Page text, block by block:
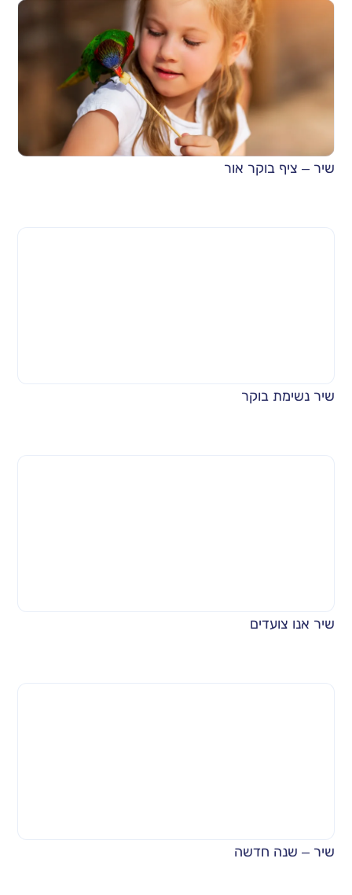
שיר – ציף בוקר אור
שיר נשימת בוקר
שיר אנו צועדים
שיר – שנה חדשה